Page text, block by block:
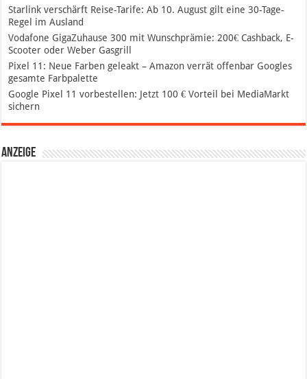
Starlink verschärft Reise-Tarife: Ab 10. August gilt eine 30-Tage-
Regel im Ausland
Vodafone GigaZuhause 300 mit Wunschprämie: 200€ Cashback, E-
Scooter oder Weber Gasgrill
Pixel 11: Neue Farben geleakt – Amazon verrät offenbar Googles
gesamte Farbpalette
Google Pixel 11 vorbestellen: Jetzt 100 € Vorteil bei MediaMarkt
sichern
Anzeige